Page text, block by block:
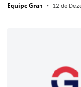
Equipe Gran • 12 de